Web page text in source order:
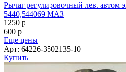
Рычаг регулировочный лев. автом
5440,544069 МАЗ
1250 p
600 p
Еще цены
Арт: 64226-3502135-10
Купить